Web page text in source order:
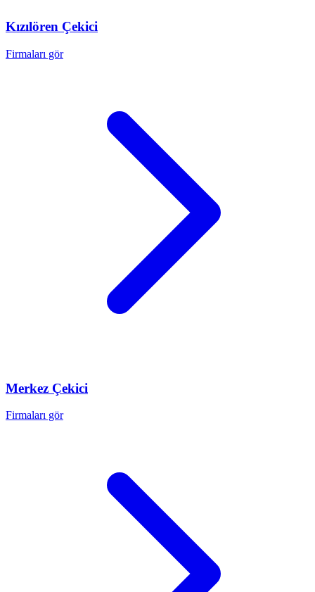
Kızılören Çekici
Firmaları gör
Merkez Çekici
Firmaları gör